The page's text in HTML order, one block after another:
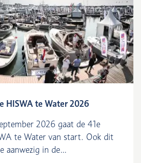
HISWA te Water 2026
2026 gaat de 41e
te Water van start. Ook dit
aanwezig in de...